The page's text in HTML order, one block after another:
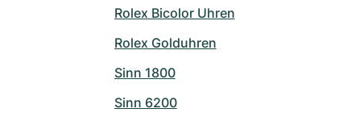
Rolex Bicolor Uhren
Rolex Golduhren
Sinn 1800
Sinn 6200